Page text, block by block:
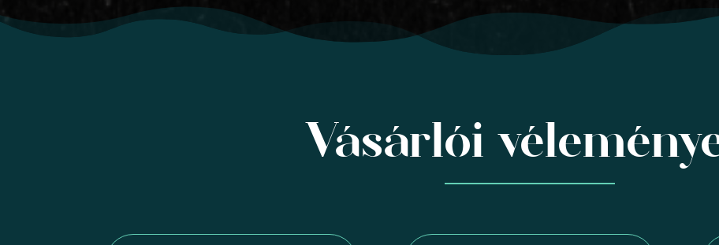
Vásárlói